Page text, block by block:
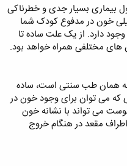
بیماری بسیار جدی و خطرناکی
خون در مدفوع کودک شما
دارد. از یک علت ساده تا
های مختلفی همراه خواهد بود.
همان طب سنتی است، ساده
که می توان برای وجود خون در
می تواند با نشانه خون
مقعد در هنگام خروج